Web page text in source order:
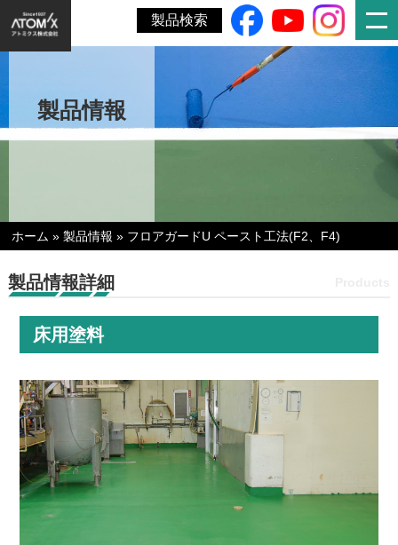
製品検索
製品情報
ホーム »製品情報 » フロアガードU ペースト工法(F2、F4)
製品情報詳細
床用塗料